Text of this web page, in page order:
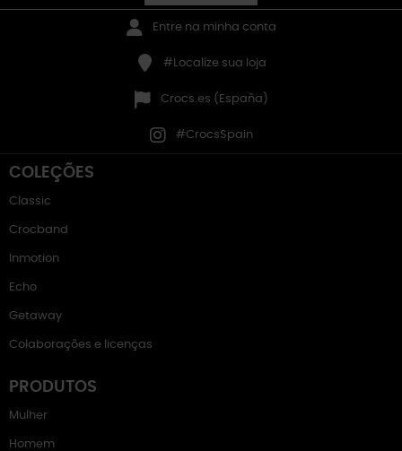
Entre na minha conta
#Localize sua loja
Crocs.es (España)
#CrocsSpain
COLEÇÕES
Classic
Crocband
Inmotion
Echo
Getaway
Colaborações e licenças
PRODUTOS
Mulher
Homem